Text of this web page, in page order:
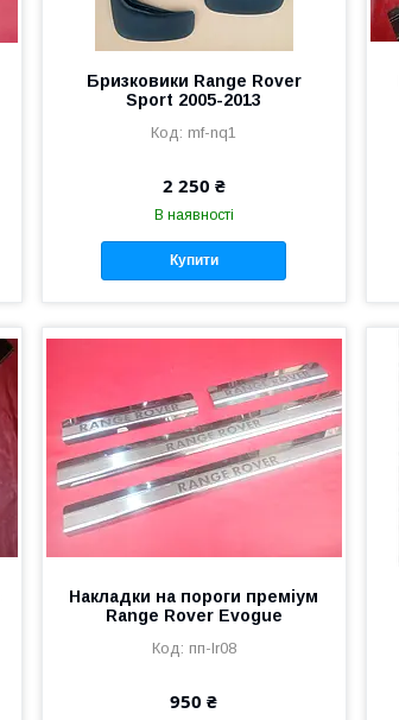
Бризковики Range Rover
Sport 2005-2013
mf-nq1
2 250 ₴
В наявності
Купити
Накладки на пороги преміум
Range Rover Evogue
пп-lr08
950 ₴